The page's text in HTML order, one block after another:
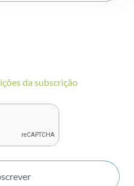
da subscrição